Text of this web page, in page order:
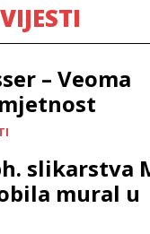
– Veoma
slikarstva
mural u